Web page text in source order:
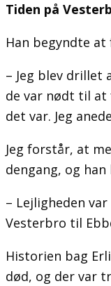
Tiden på
Han begyndte
– Jeg blev drillet
de var nødt til at
det var. Jeg
Jeg forstår, at
dengang, og
– Lejligheden
Vesterbro til
Historien bag
død, og der var